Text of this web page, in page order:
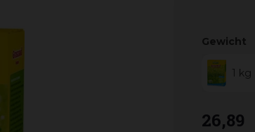
Gewicht
1 kg
26,89